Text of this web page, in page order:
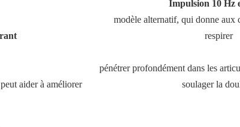
Moteurs de massage vibrant
pénétrer profondément dans les